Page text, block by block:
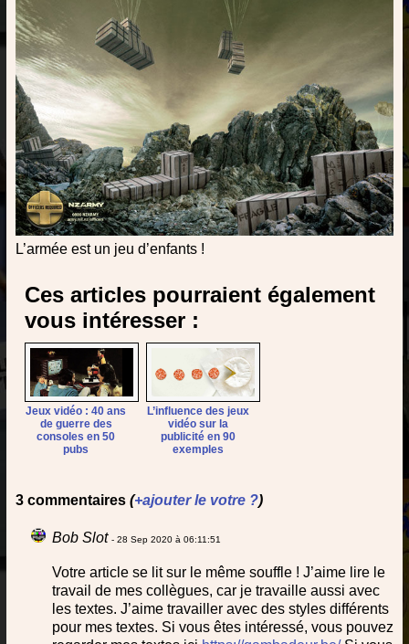
L’armée est un jeu d’enfants !
Ces articles pourraient également
vous intéresser :
Jeux vidéo : 40 ans
de guerre des
consoles en 50
pubs
L’influence des jeux
vidéo sur la
publicité en 90
exemples
3 commentaires (+ajouter le votre ?)
Bob Slot - 28 Sep 2020 à 06:11:51
Votre article se lit sur le même souffle ! J’aime lire le
travail de mes collègues, car je travaille aussi avec
les textes. J’aime travailler avec des styles différents
pour mes textes. Si vous êtes intéressé, vous pouvez